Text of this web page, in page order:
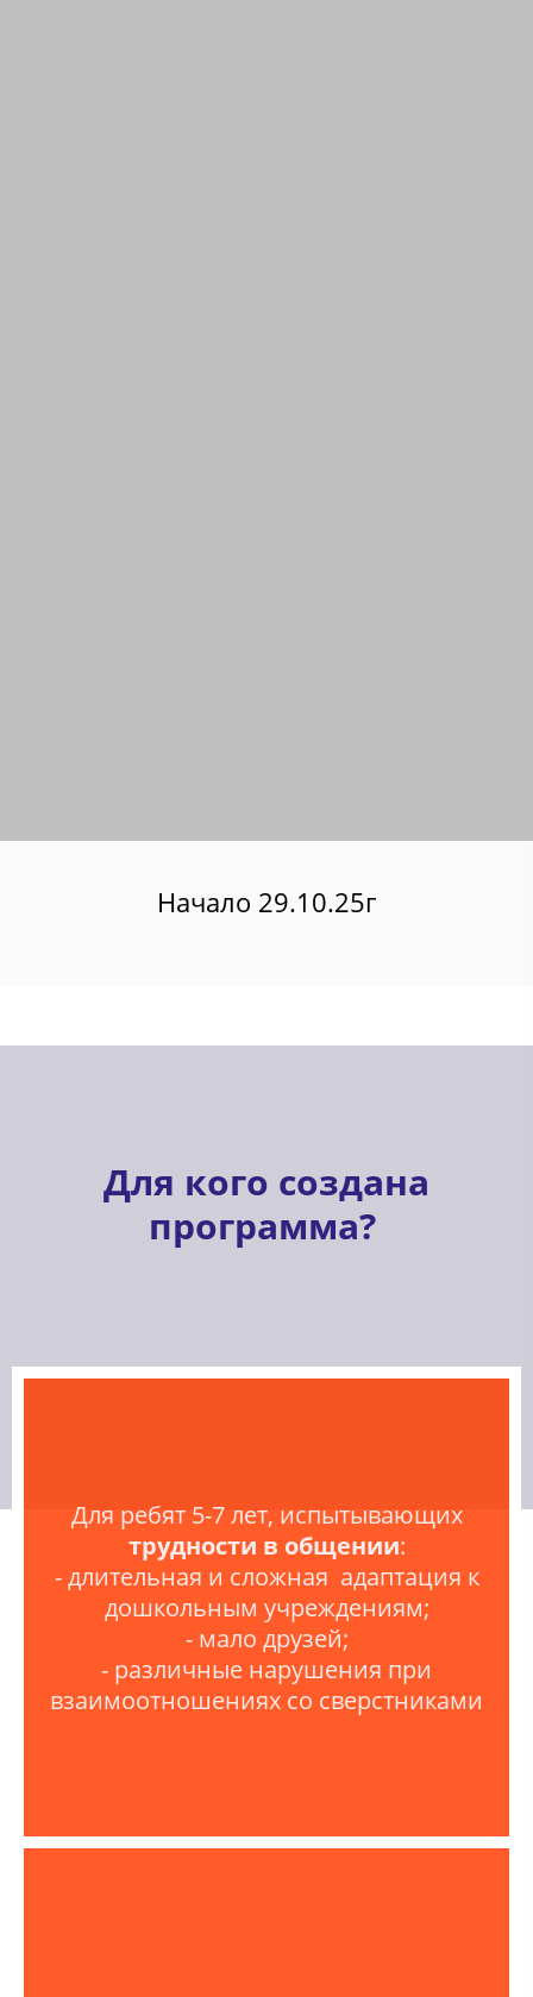
Начало 29.10.25г
Для кого создана
программа?
Для ребят 5-7 лет, испытывающих
трудности в общении:
- длительная и сложная адаптация к
дошкольным учреждениям;
- мало друзей;
- различные нарушения при
взаимоотношениях со сверстниками